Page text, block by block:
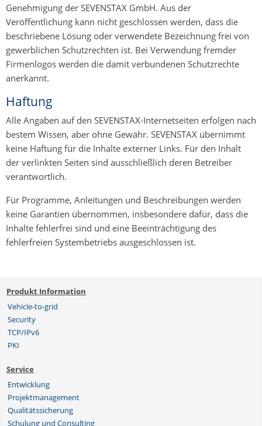
Genehmigung der SEVENSTAX GmbH. Aus der
Veröffentlichung kann nicht geschlossen werden, dass die
beschriebene Lösung oder verwendete Bezeichnung frei von
gewerblichen Schutzrechten ist. Bei Verwendung fremder
Firmenlogos werden die damit verbundenen Schutzrechte
anerkannt.
Haftung
Alle Angaben auf den SEVENSTAX-Internetseiten erfolgen nach
bestem Wissen, aber ohne Gewähr. SEVENSTAX übernimmt
keine Haftung für die Inhalte externer Links. Für den Inhalt
der verlinkten Seiten sind ausschließlich deren Betreiber
verantwortlich.
Für Programme, Anleitungen und Beschreibungen werden
keine Garantien übernommen, insbesondere dafür, dass die
Inhalte fehlerfrei sind und eine Beeinträchtigung des
fehlerfreien Systembetriebs ausgeschlossen ist.
Produkt Information
Vehicle-to-grid
Security
TCP/IPv6
PKI
Service
Entwicklung
Projektmanagement
Qualitätssicherung
Schulung und Consulting